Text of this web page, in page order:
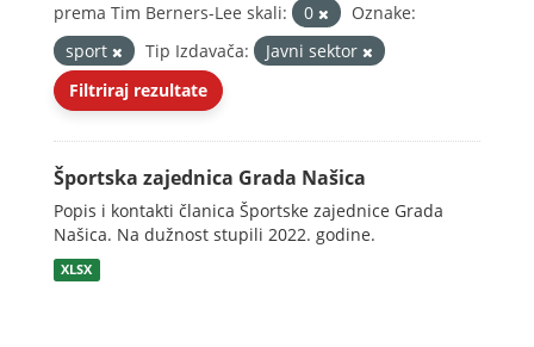
prema Tim Berners-Lee skali:
0
Oznake:
sport
Tip Izdavača:
Javni sektor
Filtriraj rezultate
Športska zajednica Grada Našica
Popis i kontakti članica Športske zajednice Grada
Našica. Na dužnost stupili 2022. godine.
XLSX